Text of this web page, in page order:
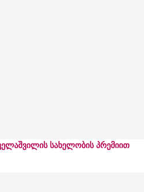
სახელობის პრემიით